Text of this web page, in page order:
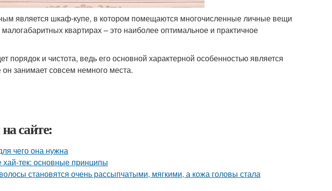
является шкаф-купе, в котором помещаются многочисленные личные вещи
квартирах – это наиболее оптимальное и практичное
порядок и чистота, ведь его основной характерной особенностью является
занимает совсем немного места.
сайте:
чего она нужна
тек: основные принципы
становятся очень рассыпчатыми, мягкими, а кожа головы стала